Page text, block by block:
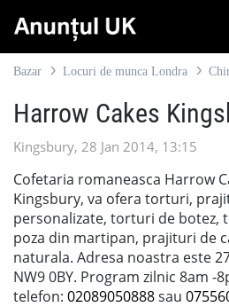
Bazar Locuri de munca Londra
Harrow Cakes
Kingsbury, 28 Jan 2014, 13:15
Cofetaria romaneasca Harrow
Kingsbury, va ofera torturi,
personalizate, torturi de
poza din martipan, prajituri de
naturala. Adresa noastra este
NW9 0BY. Program zilnic 8am -
telefon: 02089050888sau